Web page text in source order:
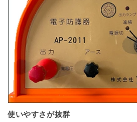
使いやすさが抜群